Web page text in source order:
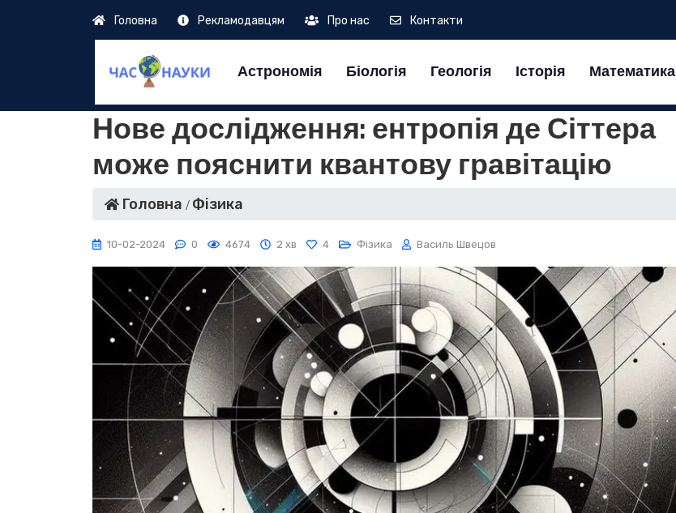
Головна Рекламодавцям Про нас Контакти
Астрономія Біологія Геологія Історія Математика
Нове дослідження: ентропія де Сіттера
може пояснити квантову гравітацію
Головна Фізика
10-02-2024 0 4674 2 хв 4 Фізика Василь Швецов